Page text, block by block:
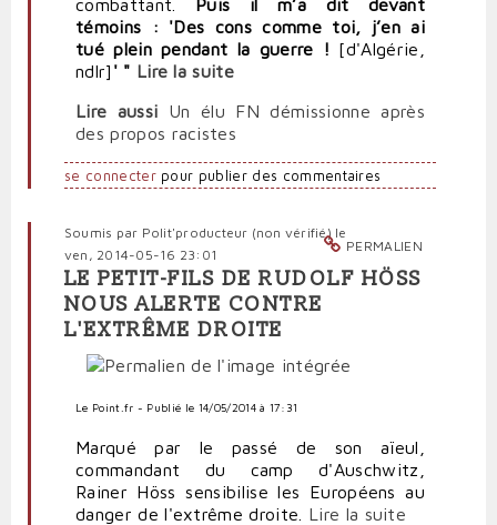
témoins : 'Des cons comme toi, j’en ai
tué plein pendant la guerre ! [d'Algérie,
ndlr] ' " Lire la suite
Lire aussi Un élu FN démissionne après
des propos racistes
se connecterpour publier des commentaires
PERMALIEN
Soumis par Polit'producteur (non vérifié) le
ven, 2014-05-16 23:01
LE PETIT-FILS DE RUDOLF HÖSS
NOUS ALERTE CONTRE
L'EXTRÊME DROITE
Le Point.fr - Publié le 14/05/2014 à 17:31
Marqué par le passé de son aïeul,
commandant du camp d'Auschwitz,
Rainer Höss sensibilise les Européens au
danger de l'extrême droite. Lire la suite